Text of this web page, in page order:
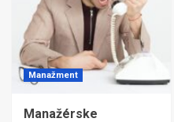
Manažment
Manažérske